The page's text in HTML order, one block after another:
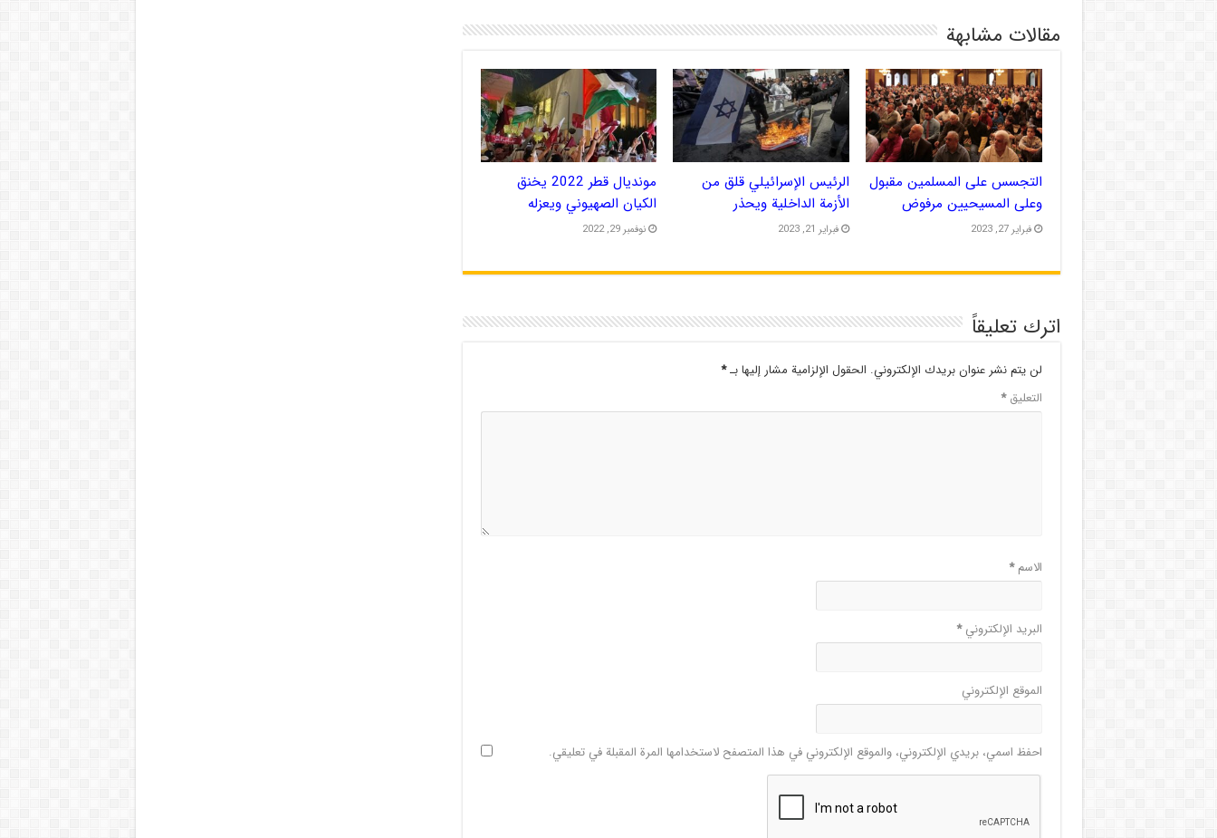
مقالات مشابهة
التجسس على المسلمين مقبول
وعلى المسيحيين مرفوض
فبراير 27, 2023
الرئيس الإسرائيلي قلق من
الأزمة الداخلية ويحذر
فبراير 21, 2023
مونديال قطر 2022 يخنق
الكيان الصهيوني ويعزله
نوفمبر 29, 2022
اترك تعليقاً
لن يتم نشر عنوان بريدك الإلكتروني. الحقول الإلزامية مشار إليها بـ*
التعليق*
الاسم*
البريد الإلكتروني*
الموقع الإلكتروني
احفظ اسمي، بريدي الإلكتروني، والموقع الإلكتروني في هذا المتصفح لاستخدامها المرة المقبلة في تعليقي.